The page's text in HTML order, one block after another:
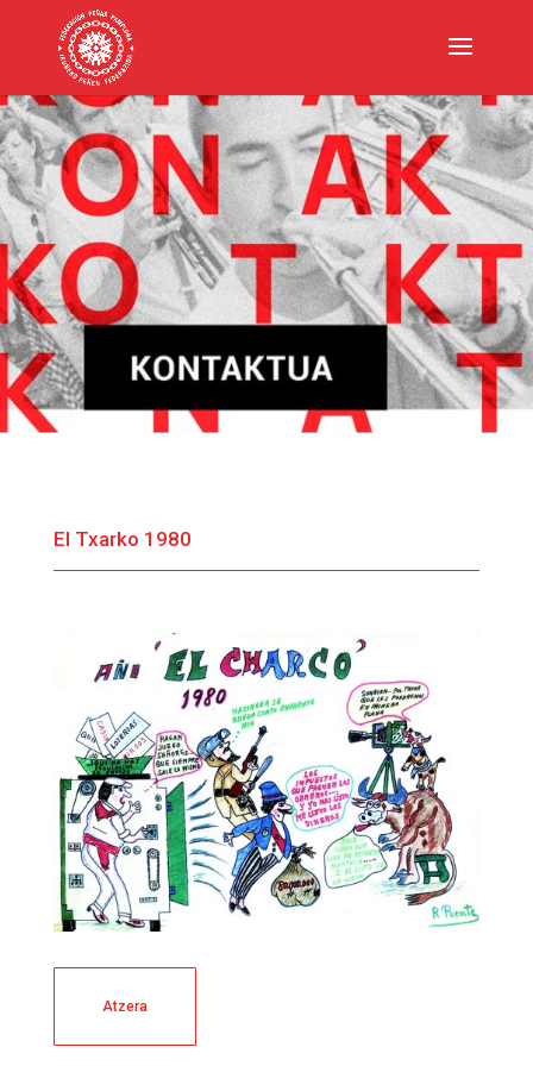
El Txarko 1980
Atzera